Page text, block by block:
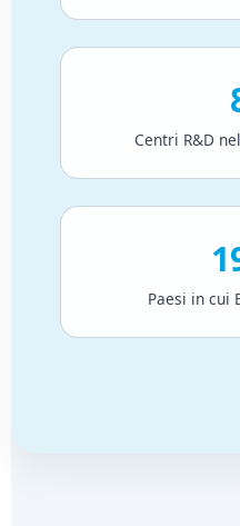
Centri R&D
Paesi in cui